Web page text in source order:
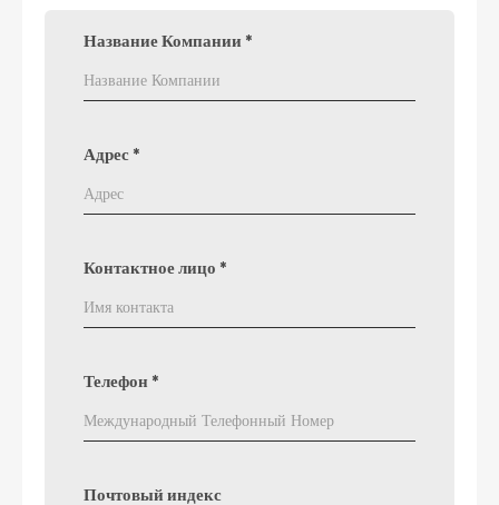
Название Компании *
Адрес *
Контактное лицо *
Телефон *
Почтовый индекс